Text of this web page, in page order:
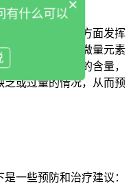
素铁与近视关系方面发挥
速地测定人体中微量元素
体中微量元素的含量，
乏或过量的情况，从而预
一些预防和治疗建议：
×
有什么可以